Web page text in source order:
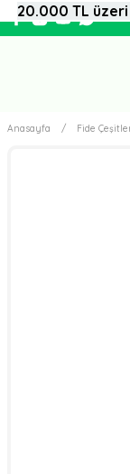
Anasayfa Fide
20.000 TL üzeri